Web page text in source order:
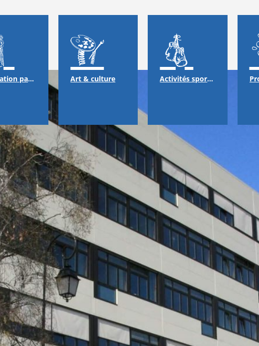
Animation pastorale & solidarité Art & culture Activités sportives